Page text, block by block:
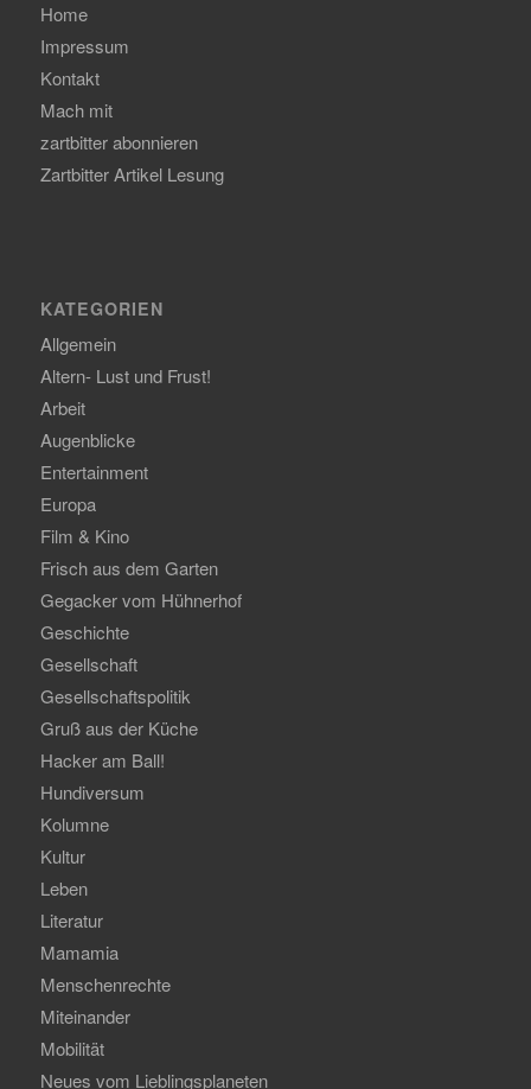
Home
Impressum
Kontakt
Mach mit
zartbitter abonnieren
Zartbitter Artikel Lesung
KATEGORIEN
Allgemein
Altern- Lust und Frust!
Arbeit
Augenblicke
Entertainment
Europa
Film & Kino
Frisch aus dem Garten
Gegacker vom Hühnerhof
Geschichte
Gesellschaft
Gesellschaftspolitik
Gruß aus der Küche
Hacker am Ball!
Hundiversum
Kolumne
Kultur
Leben
Literatur
Mamamia
Menschenrechte
Miteinander
Mobilität
Neues vom Lieblingsplaneten